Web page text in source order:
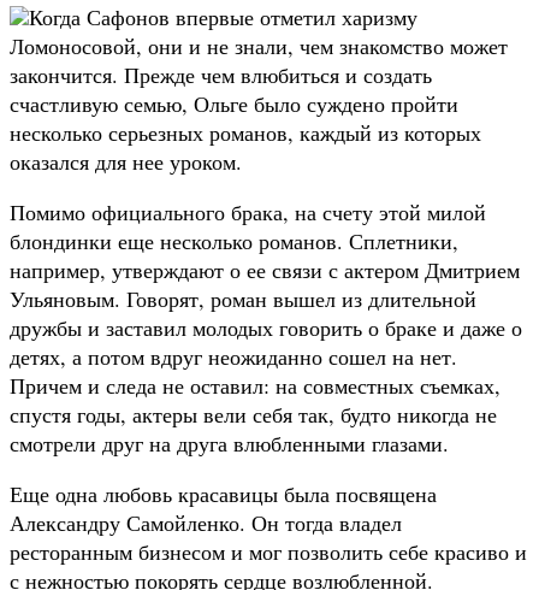
Когда Сафонов впервые отметил харизму
Ломоносовой, они и не знали, чем знакомство может
закончится. Прежде чем влюбиться и создать
счастливую семью, Ольге было суждено пройти
несколько серьезных романов, каждый из которых
оказался для нее уроком.
Помимо официального брака, на счету этой милой
блондинки еще несколько романов. Сплетники,
например, утверждают о ее связи с актером Дмитрием
Ульяновым. Говорят, роман вышел из длительной
дружбы и заставил молодых говорить о браке и даже о
детях, а потом вдруг неожиданно сошел на нет.
Причем и следа не оставил: на совместных съемках,
спустя годы, актеры вели себя так, будто никогда не
смотрели друг на друга влюбленными глазами.
Еще одна любовь красавицы была посвящена
Александру Самойленко. Он тогда владел
ресторанным бизнесом и мог позволить себе красиво и
с нежностью покорять сердце возлюбленной.